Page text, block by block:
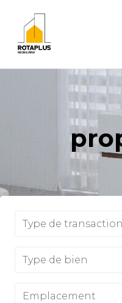
Type de transaction
Type de bien
Emplacement